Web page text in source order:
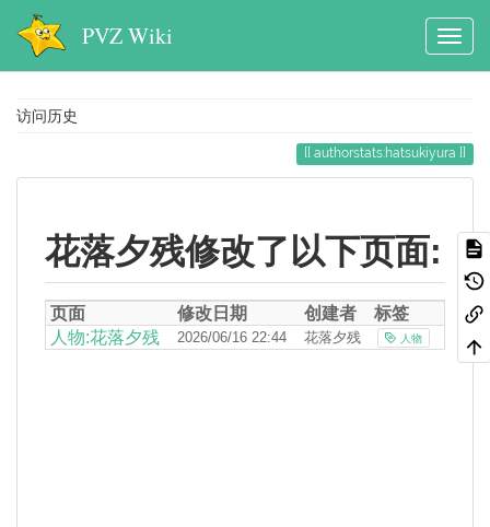
PVZ Wiki
访问历史
authorstats:hatsukiyura
花落夕残修改了以下页面:
页面 修改日期 创建者
标签
人物:花落夕残
2026/06/16 22:44 花落夕残 人物